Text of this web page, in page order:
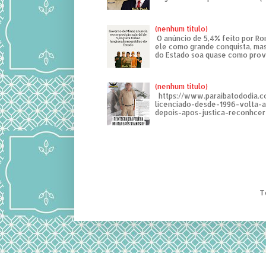
(nenhum título)
O anúncio de 5,4% feito por
ele como grande conquista,
do Estado soa quase como
(nenhum título)
https://
licenciado-desde-1996-volta-
depois-apos-justica-